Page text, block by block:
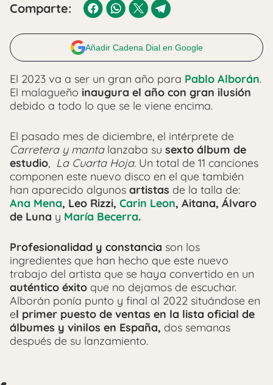
Comparte:
Añadir Cadena Dial en Google
El 2023 va a ser un gran año para Pablo Alborán.
El malagueño inaugura el año con gran ilusión
debido a todo lo que se le viene encima.
El pasado mes de diciembre, el intérprete de
Carretera y mantalanzaba su sexto álbum de
estudio, La Cuarta Hoja. Un total de 11 canciones
componen este nuevo disco en el que también
han aparecido algunos artistas de la talla de:
Ana Mena, Leo Rizzi, Carin Leon, Aitana, Álvaro
de Luna y María Becerra.
Profesionalidad y constancia son los
ingredientes que han hecho que este nuevo
trabajo del artista que se haya convertido en un
auténtico éxito que no dejamos de escuchar.
Alborán ponía punto y final al 2022 situándose en
el primer puesto de ventas en la lista oficial de
álbumes y vinilos en España, dos semanas
después de su lanzamiento.